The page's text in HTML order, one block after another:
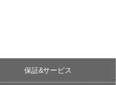
保証&サービス